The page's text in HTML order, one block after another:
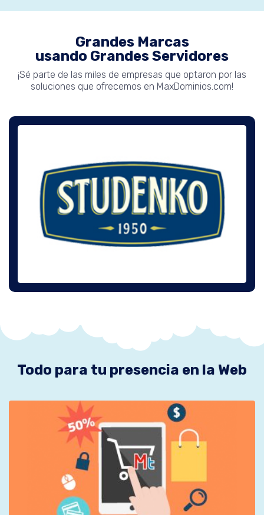
Grandes Marcas
usando Grandes Servidores
¡Sé parte de las miles de empresas que optaron por las
soluciones que ofrecemos en MaxDominios.com!
Todo para tu presencia en la Web